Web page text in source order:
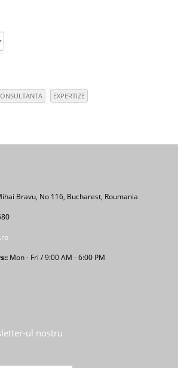
EXPERTIZE
Bravu, No 116, Bucharest, Roumania
Mon - Fri / 9:00 AM - 6:00 PM
ul nostru